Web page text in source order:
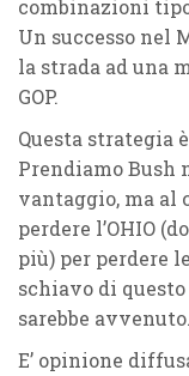
combinazioni
Un successo nel
la strada ad una
GOP.
Questa strategia
Prendiamo Bush
vantaggio, ma al
perdere l’OHIO
più) per perdere
schiavo di questo
sarebbe avvenuto.
E’ opinione